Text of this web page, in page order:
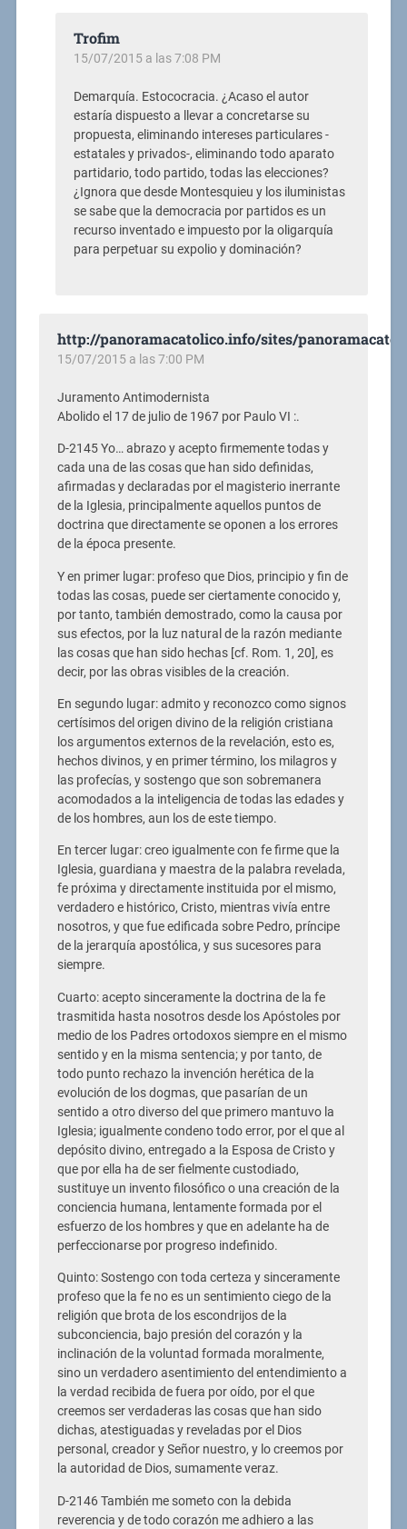
Trofim
15/07/2015 a las 7:08 PM
Demarquía. Estococracia. ¿Acaso el autor
estaría dispuesto a llevar a concretarse su
propuesta, eliminando intereses particulares -
estatales y privados-, eliminando todo aparato
partidario, todo partido, todas las elecciones?
¿Ignora que desde Montesquieu y los iluministas
se sabe que la democracia por partidos es un
recurso inventado e impuesto por la oligarquía
para perpetuar su expolio y dominación?
http://panoramacatolico.info/sites/
15/07/2015 a las 7:00 PM
Juramento Antimodernista
Abolido el 17 de julio de 1967 por Paulo VI :.
D-2145 Yo… abrazo y acepto firmemente todas y
cada una de las cosas que han sido definidas,
afirmadas y declaradas por el magisterio inerrante
de la Iglesia, principalmente aquellos puntos de
doctrina que directamente se oponen a los errores
de la época presente.
Y en primer lugar: profeso que Dios, principio y fin de
todas las cosas, puede ser ciertamente conocido y,
por tanto, también demostrado, como la causa por
sus efectos, por la luz natural de la razón mediante
las cosas que han sido hechas [cf. Rom. 1, 20], es
decir, por las obras visibles de la creación.
En segundo lugar: admito y reconozco como signos
certísimos del origen divino de la religión cristiana
los argumentos externos de la revelación, esto es,
hechos divinos, y en primer término, los milagros y
las profecías, y sostengo que son sobremanera
acomodados a la inteligencia de todas las edades y
de los hombres, aun los de este tiempo.
En tercer lugar: creo igualmente con fe firme que la
Iglesia, guardiana y maestra de la palabra revelada,
fe próxima y directamente instituida por el mismo,
verdadero e histórico, Cristo, mientras vivía entre
nosotros, y que fue edificada sobre Pedro, príncipe
de la jerarquía apostólica, y sus sucesores para
siempre.
Cuarto: acepto sinceramente la doctrina de la fe
trasmitida hasta nosotros desde los Apóstoles por
medio de los Padres ortodoxos siempre en el mismo
sentido y en la misma sentencia; y por tanto, de
todo punto rechazo la invención herética de la
evolución de los dogmas, que pasarían de un
sentido a otro diverso del que primero mantuvo la
Iglesia; igualmente condeno todo error, por el que al
depósito divino, entregado a la Esposa de Cristo y
que por ella ha de ser fielmente custodiado,
sustituye un invento filosófico o una creación de la
conciencia humana, lentamente formada por el
esfuerzo de los hombres y que en adelante ha de
perfeccionarse por progreso indefinido.
Quinto: Sostengo con toda certeza y sinceramente
profeso que la fe no es un sentimiento ciego de la
religión que brota de los escondrijos de la
subconciencia, bajo presión del corazón y la
inclinación de la voluntad formada moralmente,
sino un verdadero asentimiento del entendimiento a
la verdad recibida de fuera por oído, por el que
creemos ser verdaderas las cosas que han sido
dichas, atestiguadas y reveladas por el Dios
personal, creador y Señor nuestro, y lo creemos por
la autoridad de Dios, sumamente veraz.
D-2146 También me someto con la debida
reverencia y de todo corazón me adhiero a las